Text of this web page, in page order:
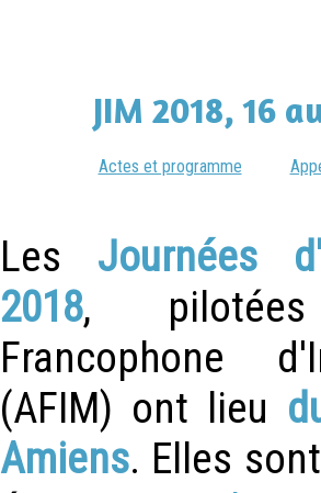
JIM 2018, 16
Actes et programme
Les Journées
2018,
Francophone
(AFIM) ont lieu
Amiens. Elles